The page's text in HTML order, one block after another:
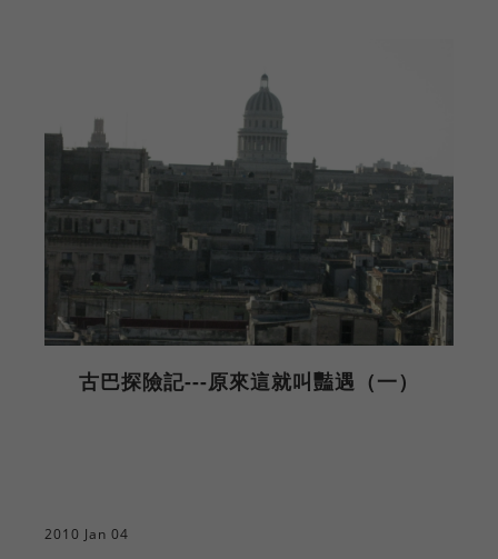
古巴探險記---原來這就叫豔遇（一）
2010 Jan 04